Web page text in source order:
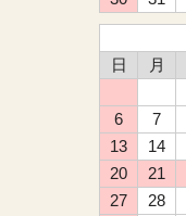
日
月
6
7
13
14
20
21
27
28